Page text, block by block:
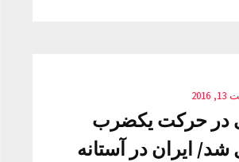
در حرکت یکضرب
شد/ ایران در آستانه